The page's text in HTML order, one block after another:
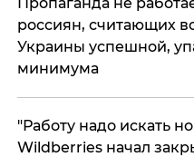
россиян, считающих
Украины успешной,
минимума
"Работу надо искать
Wildberries начал